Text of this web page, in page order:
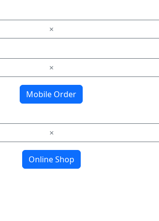
×
×
Mobile Order
×
Online Shop